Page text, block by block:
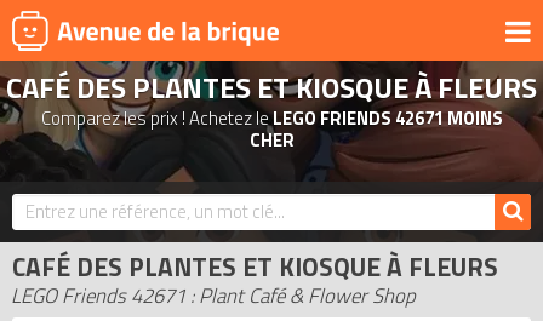
UNIVERS
PRODUITS DÉRIVÉS
NOUVEAUTÉS
LEGO 2026
BONS PLANS
ACTUALITÉS
CAFÉ DES PLANTES ET KIOSQUE À FLEURS
Comparez les prix ! Achetez leLEGO FRIENDS 42671 MOINS
CHER
CAFÉ DES PLANTES ET KIOSQUE À FLEURS
LEGO Friends 42671 : Plant Café & Flower Shop